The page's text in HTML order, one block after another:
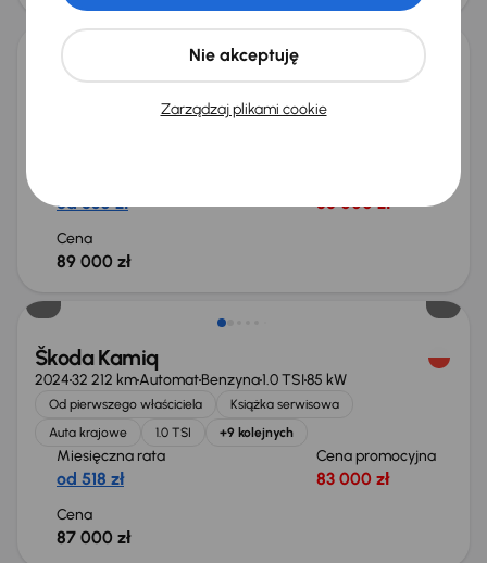
Škoda Kamiq
Benzyna1.0 TSI85 kW
od 530 zł 85 000 zł
Cena
89 000 zł
Od nowego taniej o 26 000 zł
Škoda Kamiq
202432 212 kmAutomatBenzyna1.0 TSI85 kW
Od pierwszego właściciela
Książka serwisowa
Auta krajowe
1.0 TSI +9 kolejnych
Miesięczna rata
od 518 zł
Cena promocyjna
83 000 zł
Cena
87 000 zł
Od nowego taniej o 16 700 zł
Zarządzaj plikami cookie
Nie akceptuję